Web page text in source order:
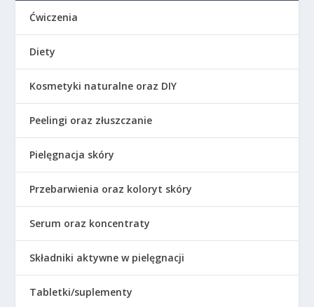
Ćwiczenia
Diety
Kosmetyki naturalne oraz DIY
Peelingi oraz złuszczanie
Pielęgnacja skóry
Przebarwienia oraz koloryt skóry
Serum oraz koncentraty
Składniki aktywne w pielęgnacji
Tabletki/suplementy